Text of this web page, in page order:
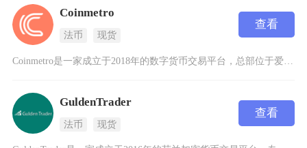
Coinmetro
法币 现货
查看
GuldenTrader
法币 现货
查看